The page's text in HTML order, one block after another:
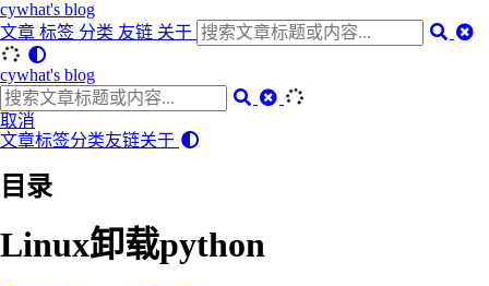
cywhat's blog
文章 标签 分类 友链 关于
cywhat's blog
取消
文章标签分类友链关于
目录
Linux卸载python